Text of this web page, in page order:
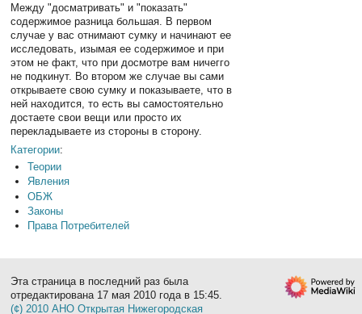
Между "досматривать" и "показать"
содержимое разница большая. В первом
случае у вас отнимают сумку и начинают ее
исследовать, изымая ее содержимое и при
этом не факт, что при досмотре вам ничегго
не подкинут. Во втором же случае вы сами
открываете свою сумку и показываете, что в
ней находится, то есть вы самостоятельно
достаете свои вещи или просто их
перекладываете из стороны в сторону.
Категории:
Теории
Явления
ОБЖ
Законы
Права Потребителей
Эта страница в последний раз была
отредактирована 17 мая 2010 года в 15:45.
(¢) 2010 АНО Открытая Нижегородская